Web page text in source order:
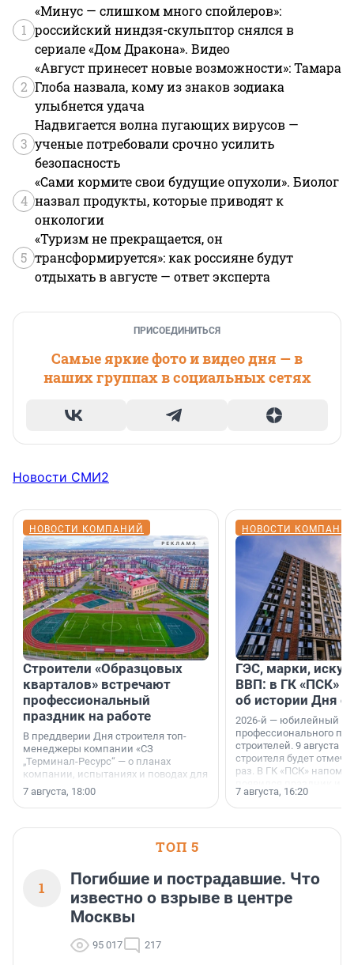
1
«Минус — слишком много спойлеров»:
российский ниндзя-скульптор снялся в
сериале «Дом Дракона». Видео
2
«Август принесет новые возможности»: Тамара
Глоба назвала, кому из знаков зодиака
улыбнется удача
3
Надвигается волна пугающих вирусов —
ученые потребовали срочно усилить
безопасность
4
«Сами кормите свои будущие опухоли». Биолог
назвал продукты, которые приводят к
онкологии
5
«Туризм не прекращается, он
трансформируется»: как россияне будут
отдыхать в августе — ответ эксперта
ПРИСОЕДИНИТЬСЯ
Самые яркие фото и видео дня — в
наших группах в социальных сетях
Новости СМИ2
НОВОСТИ КОМПАНИЙ
Строители «Образцовых
кварталов» встречают
профессиональный
праздник на работе
В преддверии Дня строителя топ-
менеджеры компании «СЗ
„Терминал-Ресурс“ — о планах
компании, испытаниях и поводах для
осторожного оптимизма.
7 августа, 18:00
НОВОСТИ
ГЭС, марки,
ВВП: в ГК «ПСК»
об истории Дня
2026-й — юбилейный
профессионального
строителей. 9 августа
строителя будет
раз. В ГК «ПСК»
поменялась роль
7 августа, 16:20
ТОП 5
1
Погибшие и пострадавшие. Что
известно о взрыве в центре
Москвы
95 017 217